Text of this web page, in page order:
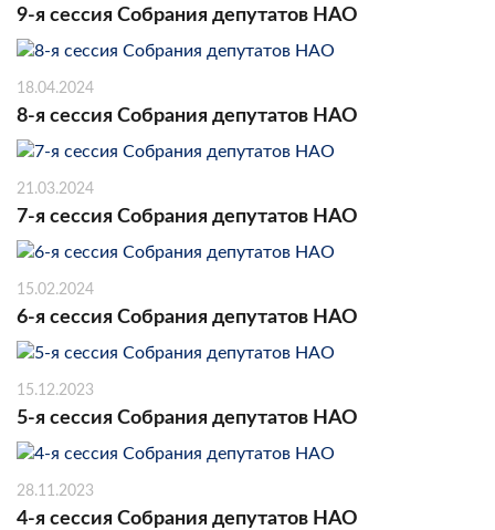
9-я сессия Собрания депутатов НАО
18.04.2024
8-я сессия Собрания депутатов НАО
21.03.2024
7-я сессия Собрания депутатов НАО
15.02.2024
6-я сессия Собрания депутатов НАО
15.12.2023
5-я сессия Собрания депутатов НАО
28.11.2023
4-я сессия Собрания депутатов НАО